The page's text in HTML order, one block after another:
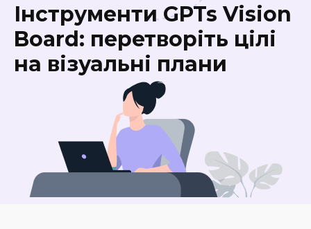
Інструменти GPTs Vision
Board: перетворіть цілі
на візуальні плани